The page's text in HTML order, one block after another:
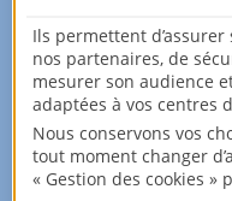
estivales de Savoie
5 restaurants étoilés
10,6 % : Part des
Suisse (6)
Ils permettent
nos partenaires, de
mesurer son audience
adaptées à vos centres
Nous conservons vos
tout moment changer
« Gestion des cookies »